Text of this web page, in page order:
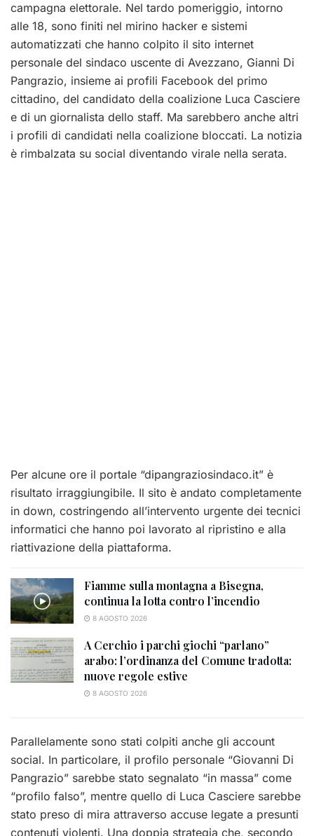
campagna elettorale. Nel tardo pomeriggio, intorno
alle 18, sono finiti nel mirino hacker e sistemi
automatizzati che hanno colpito il sito internet
personale del sindaco uscente di Avezzano, Gianni Di
Pangrazio, insieme ai profili Facebook del primo
cittadino, del candidato della coalizione Luca Casciere
e di un giornalista dello staff. Ma sarebbero anche altri
i profili di candidati nella coalizione bloccati. La notizia
è rimbalzata su social diventando virale nella serata.
Per alcune ore il portale “dipangraziosindaco.it” è
risultato irraggiungibile. Il sito è andato completamente
in down, costringendo all’intervento urgente dei tecnici
informatici che hanno poi lavorato al ripristino e alla
riattivazione della piattaforma.
Fiamme sulla montagna a Bisegna,
continua la lotta contro l’incendio
8 AGOSTO 2026
A Cerchio i parchi giochi “parlano”
arabo: l’ordinanza del Comune tradotta:
nuove regole estive
8 AGOSTO 2026
Parallelamente sono stati colpiti anche gli account
social. In particolare, il profilo personale “Giovanni Di
Pangrazio” sarebbe stato segnalato “in massa” come
“profilo falso”, mentre quello di Luca Casciere sarebbe
stato preso di mira attraverso accuse legate a presunti
contenuti violenti. Una doppia strategia che, secondo